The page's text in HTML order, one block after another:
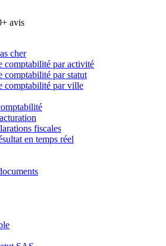
avis
cher
comptabilité par activité
comptabilité par statut
comptabilité par ville
fiscales
en temps réel